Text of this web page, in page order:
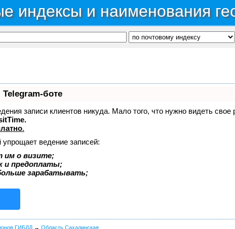
индексы и наименования
боте
записи клиентов никуда. Мало того, что нужно видеть
.
ведение записей:
им о визите;
и предоплаты;
зарабатывать;
ГИБДД → Область Сахалинская